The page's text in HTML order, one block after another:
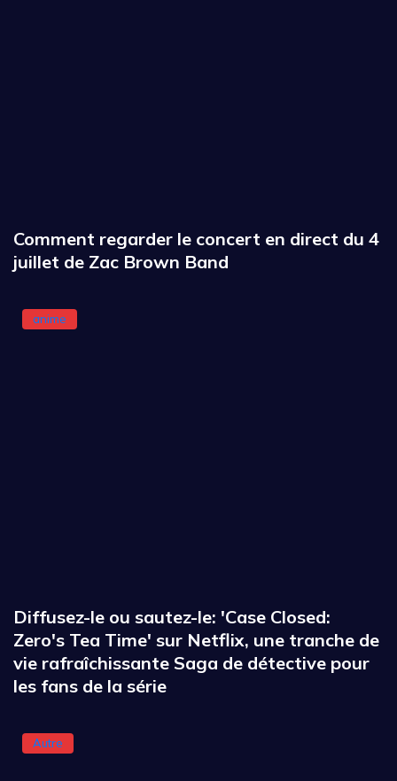
Comment regarder le concert en direct du 4
juillet de Zac Brown Band
anime
Diffusez-le ou sautez-le: 'Case Closed:
Zero's Tea Time' sur Netflix, une tranche de
vie rafraîchissante Saga de détective pour
les fans de la série
Autre